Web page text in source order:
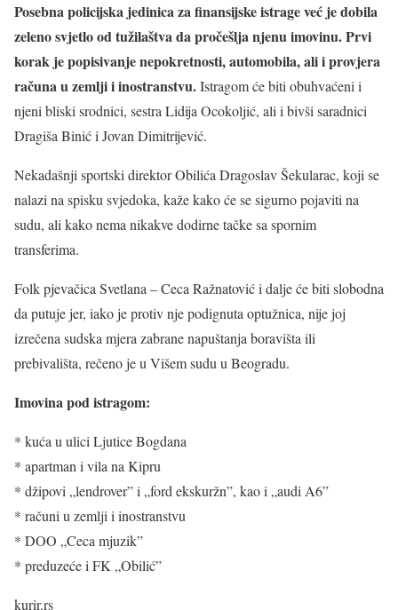
Posebna policijska jedinica za finansijske istrage već je dobila
zeleno svjetlo od tužilaštva da pročešlja njenu imovinu. Prvi
korak je popisivanje nepokretnosti, automobila, ali i provjera
računa u zemlji i inostranstvu.Istragom će biti obuhvaćeni i
njeni bliski srodnici, sestra Lidija Ocokoljić, ali i bivši saradnici
Dragiša Binić i Jovan Dimitrijević.
Nekadašnji sportski direktor Obilića Dragoslav Šekularac, koji se
nalazi na spisku svjedoka, kaže kako će se sigurno pojaviti na
sudu, ali kako nema nikakve dodirne tačke sa spornim
transferima.
Folk pjevačica Svetlana – Ceca Ražnatović i dalje će biti slobodna
da putuje jer, iako je protiv nje podignuta optužnica, nije joj
izrečena sudska mjera zabrane napuštanja boravišta ili
prebivališta, rečeno je u Višem sudu u Beogradu.
Imovina pod istragom:
* kuća u ulici Ljutice Bogdana
* apartman i vila na Kipru
* džipovi „lendrover” i „ford ekskuržn”, kao i „audi A6”
* računi u zemlji i inostranstvu
* DOO „Ceca mjuzik”
* preduzeće i FK „Obilić”
kurir.rs